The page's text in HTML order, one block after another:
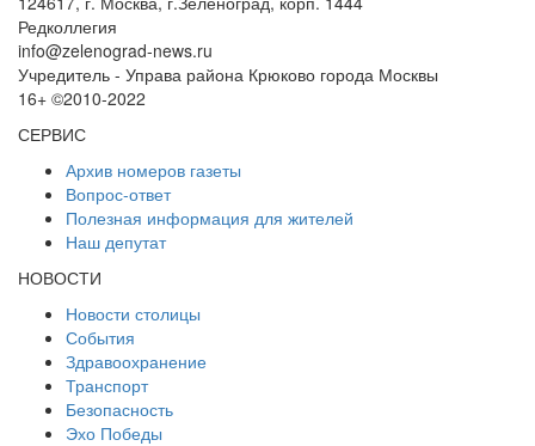
Редколлегия
info@zelenograd-news.ru
Учредитель - Управа района Крюково города Москвы
16+ ©2010-2022
СЕРВИС
Архив номеров газеты
Вопрос-ответ
Полезная информация для жителей
Наш депутат
НОВОСТИ
Новости столицы
События
Здравоохранение
Транспорт
Безопасность
Эхо Победы